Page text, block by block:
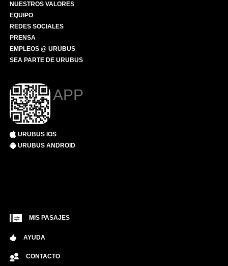
NUESTROS VALORES
EQUIPO
REDES SOCIALES
PRENSA
EMPLEOS @ URUBUS
SEA PARTE DE URUBUS
APP
URUBUS IOS
URUBUS ANDROID
MIS PASAJES
AYUDA
CONTACTO